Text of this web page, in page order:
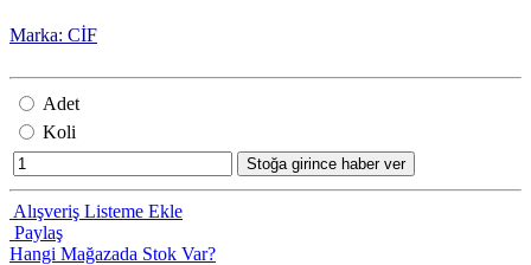
Marka: CİF
Adet
Koli
Stoğa girince haber ver
Alışveriş Listeme Ekle
Paylaş
Hangi Mağazada Stok Var?